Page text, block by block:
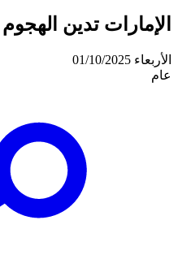
الإمارات تدين
الأربعاء 01/10/2025
عام